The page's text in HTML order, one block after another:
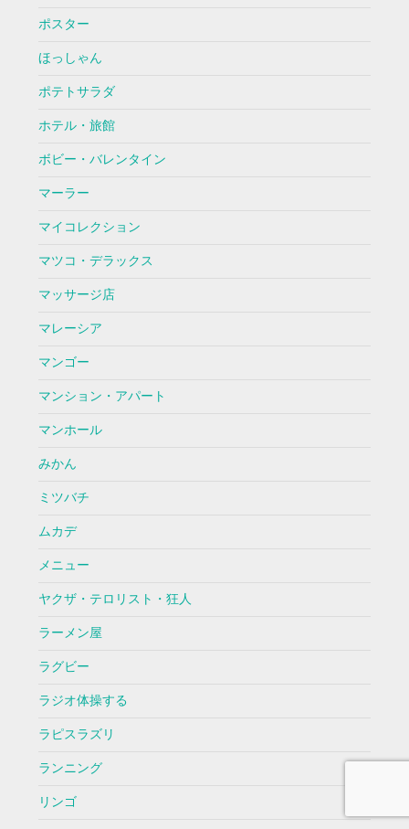
ポスター
ほっしゃん
ポテトサラダ
ホテル・旅館
ボビー・バレンタイン
マーラー
マイコレクション
マツコ・デラックス
マッサージ店
マレーシア
マンゴー
マンション・アパート
マンホール
みかん
ミツバチ
ムカデ
メニュー
ヤクザ・テロリスト・狂人
ラーメン屋
ラグビー
ラジオ体操する
ラピスラズリ
ランニング
リンゴ